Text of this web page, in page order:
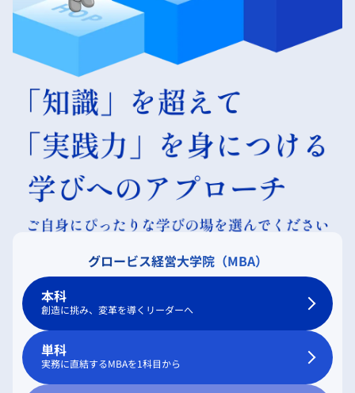
グロービス経営大学院（MBA）
本科
創造に挑み、変革を導くリーダーへ
単科
実務に直結するMBAを1科目から